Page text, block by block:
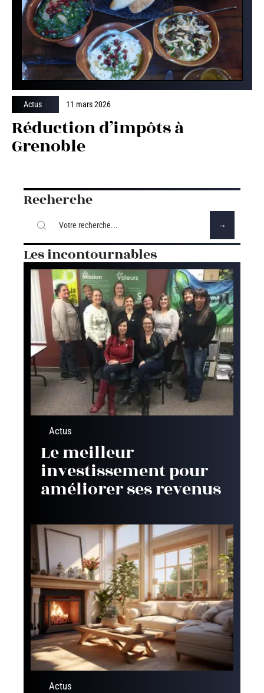
Actus 11 mars 2026
Réduction d’impôts à
Grenoble
Recherche
Les incontournables
Actus
Le meilleur
investissement pour
améliorer ses revenus
Actus